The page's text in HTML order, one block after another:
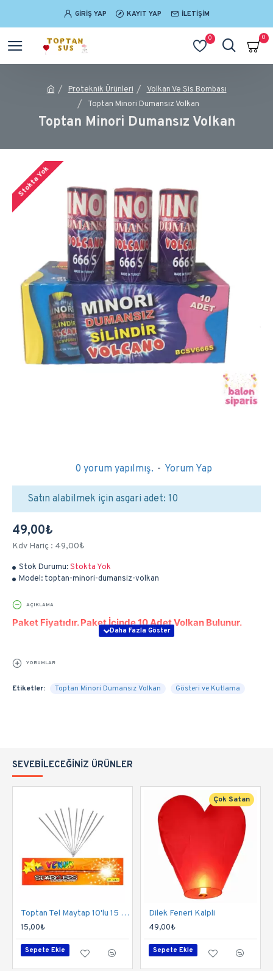
GIRIŞ YAP KAYIT YAP İLETIŞIM
0 0
Proteknik Ürünleri
Volkan Ve Sis Bombası
Toptan Minori Dumansız Volkan
Toptan Minori Dumansız Volkan
Stokta Yok
Stok Durumu:Stokta Yok
Model: toptan-minori-dumansiz-volkan
0 yorum yapılmış. - Yorum Yap
49,00₺
Kdv Hariç : 49,00₺
Satın alabilmek için asgari adet: 10
AÇIKLAMA
Paket Fiyatıdır. Paket İçinde 10 Adet Volkan Bulunur.
YORUMLAR
Etiketler: Toptan Minori Dumansız Volkan Gösteri ve Kutlama
SEVEBILECEĞINIZ ÜRÜNLER
Toptan Tel Maytap 10'lu 15 Cm
15,00₺
Sepete Ekle
Çok Satan
Dilek Feneri Kalpli
49,00₺
Sepete Ekle